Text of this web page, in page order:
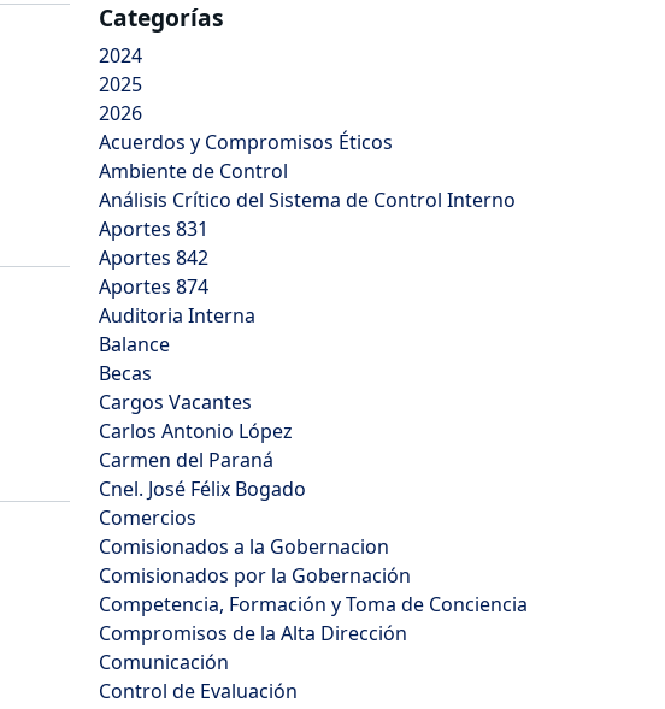
Categorías
2024
2025
2026
Acuerdos y Compromisos Éticos
Ambiente de Control
Análisis Crítico del Sistema de Control Interno
Aportes 831
Aportes 842
Aportes 874
Auditoria Interna
Balance
Becas
Cargos Vacantes
Carlos Antonio López
Carmen del Paraná
Cnel. José Félix Bogado
Comercios
Comisionados a la Gobernacion
Comisionados por la Gobernación
Competencia, Formación y Toma de Conciencia
Compromisos de la Alta Dirección
Comunicación
Control de Evaluación